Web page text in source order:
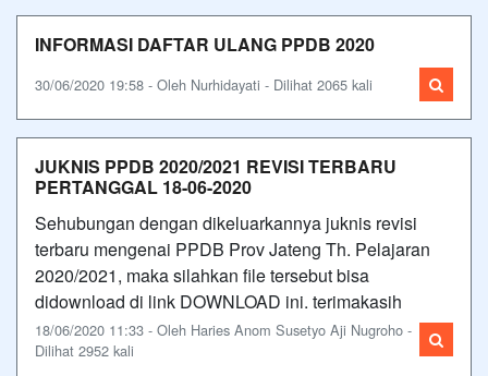
INFORMASI DAFTAR ULANG PPDB 2020
30/06/2020 19:58 - Oleh Nurhidayati - Dilihat 2065 kali
JUKNIS PPDB 2020/2021 REVISI TERBARU
PERTANGGAL 18-06-2020
Sehubungan dengan dikeluarkannya juknis revisi
terbaru mengenai PPDB Prov Jateng Th. Pelajaran
2020/2021, maka silahkan file tersebut bisa
didownload di link DOWNLOAD ini. terimakasih
18/06/2020 11:33 - Oleh Haries Anom Susetyo Aji Nugroho -
Dilihat 2952 kali